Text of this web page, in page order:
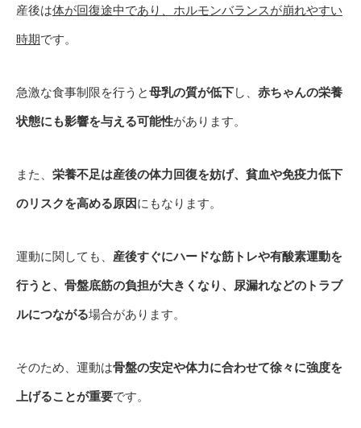
産後は体が回復途中であり、ホルモンバランスが崩れやすい
時期です。
急激な食事制限を行うと母乳の質が低下し、 赤ちゃんの栄養
状態にも影響を与える可能性があります。
また、 栄養不足は産後の体力回復を妨げ、貧血や免疫力低下
のリスクを高める原因にもなります。
運動に関しても、 産後すぐにハードな筋トレや有酸素運動を
行うと、骨盤底筋の負担が大きくなり、尿漏れなどのトラブ
ルにつながる場合があります。
そのため、運動は骨盤の安定や体力に合わせて徐々に強度を
上げることが重要です。